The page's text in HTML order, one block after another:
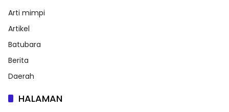
Arti mimpi
Artikel
Batubara
Berita
Daerah
HALAMAN